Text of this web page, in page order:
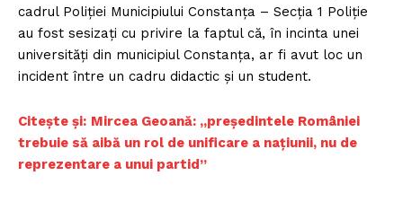
cadrul Poliției Municipiului Constanța – Secția 1 Poliție
au fost sesizați cu privire la faptul că, în incinta unei
universități din municipiul Constanța, ar fi avut loc un
incident între un cadru didactic și un student.
Citește și: Mircea Geoană: „preşedintele României
trebuie să aibă un rol de unificare a naţiunii, nu de
reprezentare a unui partid”